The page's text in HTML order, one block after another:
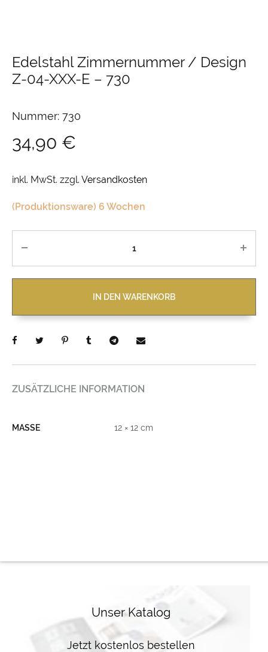
Edelstahl Zimmernummer / Design
Z-04-XXX-E – 730
Nummer: 730
34,90 €
inkl. MwSt. zzgl. Versandkosten
(Produktionsware) 6 Wochen
IN DEN WARENKORB
ZUSÄTZLICHE INFORMATION
MASSE 12 × 12 cm
Unser Katalog
Jetzt kostenlos bestellen